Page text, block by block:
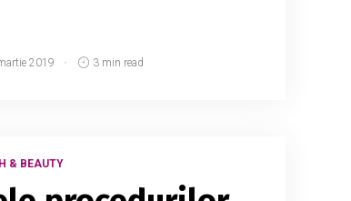
2019 3 min read
& BEAUTY